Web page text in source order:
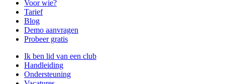
Voor wie?
Tarief
Blog
Demo aanvragen
Probeer gratis
Ik ben lid van een club
Handleiding
Ondersteuning